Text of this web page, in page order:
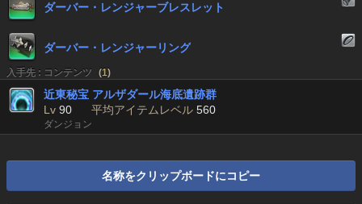
ダーバー・レンジャーブレスレット
ダーバー・レンジャーリング
入手先 : コンテンツ (1)
近東秘宝 アルザダール海底遺跡群
Lv 90 平均アイテムレベル 560
ダンジョン
名称をクリップボードにコピー